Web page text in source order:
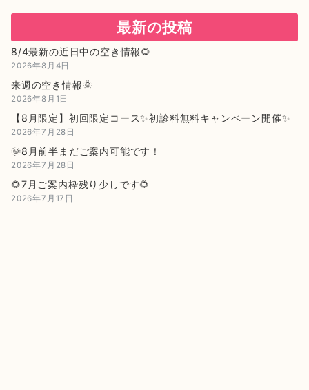
最新の投稿
8/4最新の近日中の空き情報🌻
2026年8月4日
来週の空き情報🌞
2026年8月1日
【8月限定】初回限定コース✨初診料無料キャンペーン開催✨
2026年7月28日
🌞8月前半まだご案内可能です！
2026年7月28日
🌻7月ご案内枠残り少しです🌻
2026年7月17日